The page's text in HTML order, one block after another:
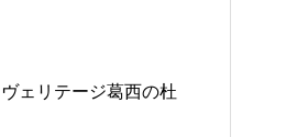
ヴェリテージ葛西の杜
ウエリス八千代村上